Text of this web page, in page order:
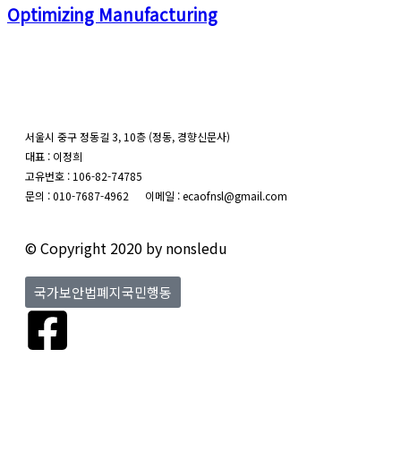
Optimizing Manufacturing
서울시 중구 정동길 3, 10층 (정동, 경향신문사)
대표 : 이정희
고유번호 : 106-82-74785
문의 : 010-7687-4962 이메일 : ecaofnsl@gmail.com
© Copyright 2020 by nonsledu
국가보안법폐지국민행동